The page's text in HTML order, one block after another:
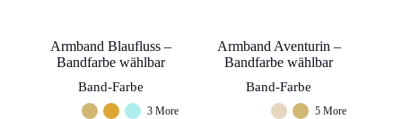
Armband Blaufluss –
Bandfarbe wählbar
Band-Farbe
3 More
Armband Aventurin –
Bandfarbe wählbar
Band-Farbe
5 More